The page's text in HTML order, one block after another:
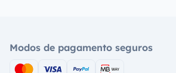
Modos de pagamento seguros